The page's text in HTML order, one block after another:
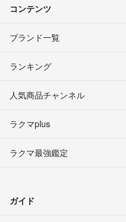
コンテンツ
ブランド一覧
ランキング
人気商品チャンネル
ラクマplus
ラクマ最強鑑定
ガイド